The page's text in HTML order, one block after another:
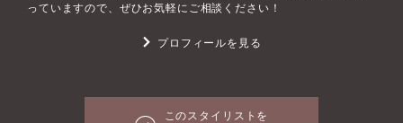
っていますので、ぜひお気軽にご相談ください！
プロフィールを見る
このスタイリストを